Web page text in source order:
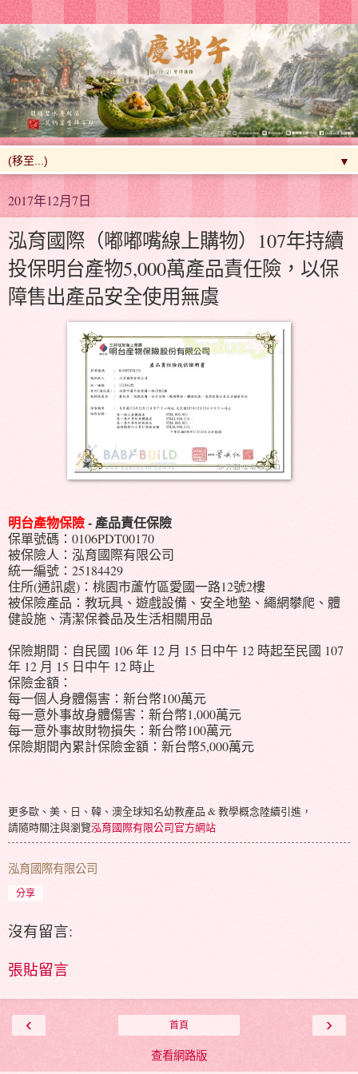
▼
2017年12月7日
泓育國際（嘟嘟嘴線上購物）107年持續
投保明台產物5,000萬產品責任險，以保
障售出產品安全使用無虞
明台產物保險- 產品責任保險
保單號碼：0106PDT00170
被保險人：泓育國際有限公司
統一編號：25184429
住所(通訊處)：桃園市蘆竹區愛國一路12號2樓
被保險產品：教玩具、遊戲設備、安全地墊、繩網攀爬、體
健設施、清潔保養品及生活相關用品
保險期間：自民國 106 年 12 月 15 日中午 12 時起至民國 107
年 12 月 15 日中午 12 時止
保險金額：
每一個人身體傷害：新台幣100萬元
每一意外事故身體傷害：新台幣1,000萬元
每一意外事故財物損失：新台幣100萬元
保險期間內累計保險金額：新台幣5,000萬元
更多歐、美、日、韓、澳全球知名幼教產品 & 教學概念陸續引進，
請隨時關注與瀏覽泓育國際有限公司官方網站
泓育國際有限公司
分享
沒有留言:
張貼留言
‹ ›
首頁
查看網路版